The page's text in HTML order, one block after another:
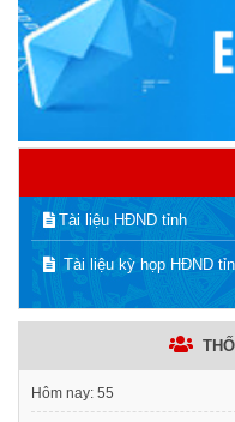
Tài liệu HĐND tỉnh
Tài liệu kỳ họp HĐND
Hôm nay: 55